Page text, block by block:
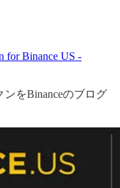
for Binance US -
をBinanceのブログ